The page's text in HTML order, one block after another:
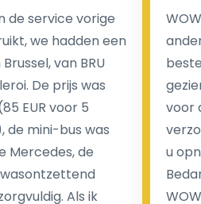
voordelen van
tarief voor uw rit. In
taxi's met taxameter
kosten in rekening voor de
of extra kosten voor
heeft.
de service vorige
we hadden een
van BRU
De prijs was
EUR voor 5
de mini-bus was
Mercedes, de
Als ik
voor
u